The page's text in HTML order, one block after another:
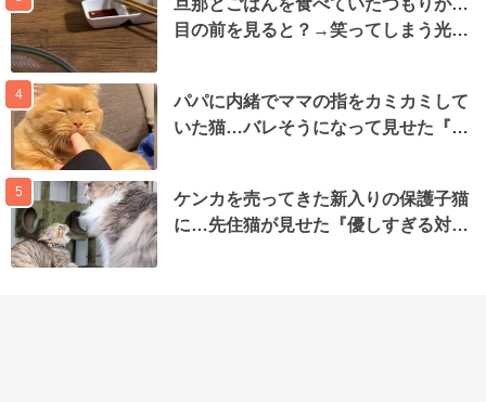
旦那とごはんを食べていたつもりが…
目の前を見ると？→笑ってしまう光…
4
パパに内緒でママの指をカミカミして
いた猫…バレそうになって見せた『…
5
ケンカを売ってきた新入りの保護子猫
に…先住猫が見せた『優しすぎる対…